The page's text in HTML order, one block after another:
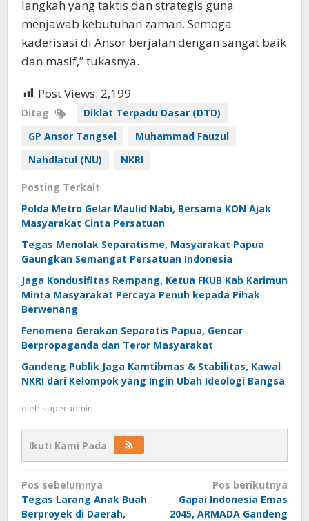
langkah yang taktis dan strategis guna
menjawab kebutuhan zaman. Semoga
kaderisasi di Ansor berjalan dengan sangat baik
dan masif,” tukasnya.
Post Views: 2,199
Ditag
Diklat Terpadu Dasar (DTD)
GP Ansor Tangsel
Muhammad Fauzul
Nahdlatul (NU)
NKRI
Posting Terkait
Polda Metro Gelar Maulid Nabi, Bersama KON Ajak
Masyarakat Cinta Persatuan
Tegas Menolak Separatisme, Masyarakat Papua
Gaungkan Semangat Persatuan Indonesia
Jaga Kondusifitas Rempang, Ketua FKUB Kab Karimun
Minta Masyarakat Percaya Penuh kepada Pihak
Berwenang
Fenomena Gerakan Separatis Papua, Gencar
Berpropaganda dan Teror Masyarakat
Gandeng Publik Jaga Kamtibmas & Stabilitas, Kawal
NKRI dari Kelompok yang Ingin Ubah Ideologi Bangsa
oleh superadmin
Ikuti Kami Pada
Navigasi
pos
Pos sebelumnya
Tegas Larang Anak Buah
Berproyek di Daerah,
Pos berikutnya
Gapai Indonesia Emas
2045, ARMADA Gandeng